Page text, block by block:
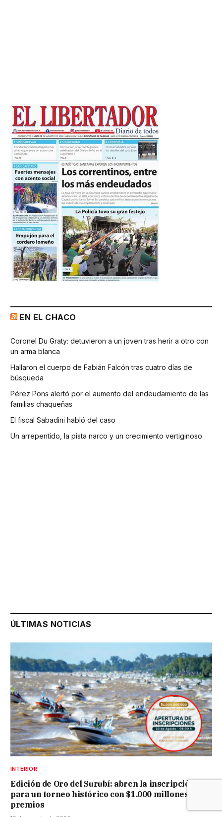
EN EL CHACO
Coronel Du Graty: detuvieron a un joven tras herir a otro con
un arma blanca
Hallaron el cuerpo de Fabián Falcón tras cuatro días de
búsqueda
Pérez Pons alertó por el aumento del endeudamiento de las
familias chaqueñas
El fiscal Sabadini habló del caso
Un arrepentido, la pista narco y un crecimiento vertiginoso
ÚLTIMAS NOTICIAS
INTERIOR
Edición de Oro del Surubí: abren la inscripción
para un torneo histórico con $1.000 millones en
premios